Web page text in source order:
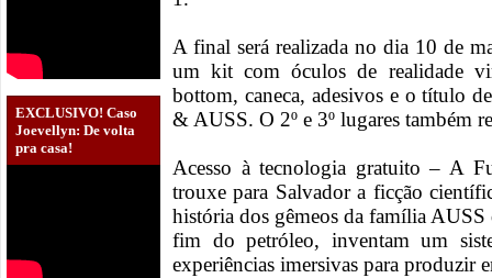
EXCLUSIVO! Caso
Joevellyn: De volta
pra casa!
A final será realizada no dia 10 de
um kit com óculos de realidade
bottom, caneca, adesivos e o título
& AUSS. O 2º e 3º lugares também
Acesso à tecnologia gratuito – A
trouxe para Salvador a ficção
história dos gêmeos da família
fim do petróleo, inventam um
experiências imersivas para produzir